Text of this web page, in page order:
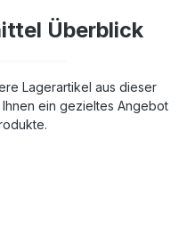
Überblick
Lagerartikel aus dieser
ein gezieltes Angebot